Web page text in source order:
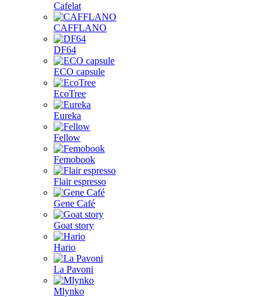
Cafelat
CAFFLANO
DF64
ECO capsule
EcoTree
Eureka
Fellow
Femobook
Flair espresso
Gene Café
Goat story
Hario
La Pavoni
Mlynko